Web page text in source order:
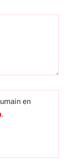
en
.